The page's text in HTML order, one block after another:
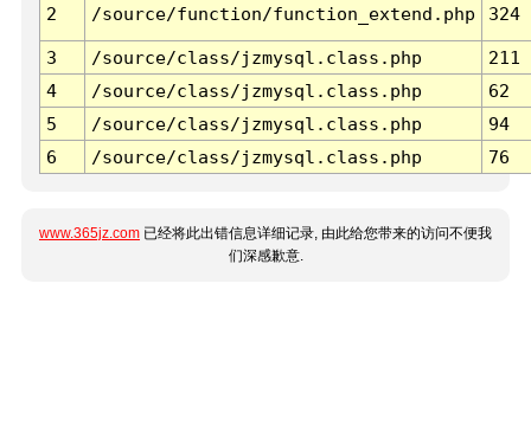
2 /source/function/function_extend.php 324
3 /source/class/jzmysql.class.php
211
4
/source/class/jzmysql.class.php
62
5
/source/class/jzmysql.class.php
94
6
/source/class/jzmysql.class.php 76
www.365jz.com 已经将此出错信息详细记录, 由此给您带来的访问不便我
们深感歉意.